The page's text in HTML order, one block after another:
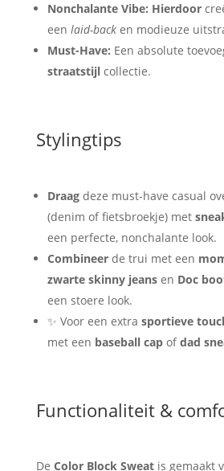
Nonchalante Vibe: Hierdoor
een laid-backen modieuze
Must-Have: Een absolute
straatstijlcollectie.
Stylingtips
Draagdeze must-have casual
(denim of fietsbroekje) met
een perfecte, nonchalante look.
Combineerde trui met een
zwarte skinny jeansen Doc
een stoere look.
✨ Voor een extra sportieve
met een baseball capofdad
Functionaliteit &
De Color Block Sweatis gemaakt